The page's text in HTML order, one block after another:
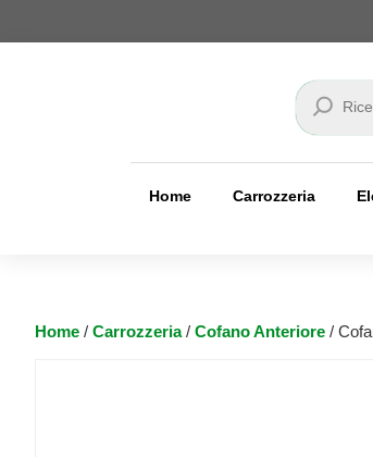
Cerca
Home Carrozzeria
Home / Carrozzeria/ Cofano Anteriore /